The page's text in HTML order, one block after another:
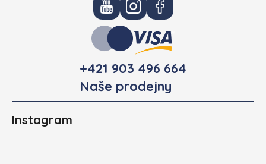
+421 903 496 664
Naše prodejny
Instagram